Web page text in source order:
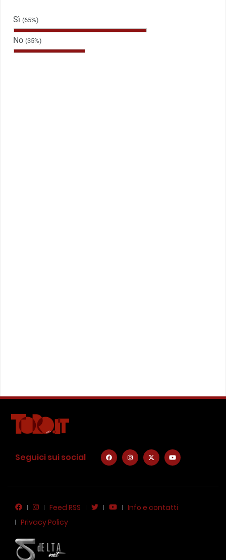
Sì (65%)
No (35%)
Seguici sui social
Feed RSS
Info e contatti
Privacy Policy